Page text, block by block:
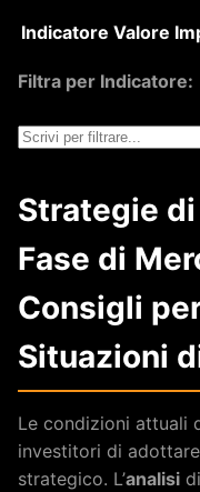
Indicatore Valore
Filtra per Indicatore:
Strategie
Fase di
Consigli
Situazioni
Le condizioni attuali
investitori di
strategico. L’analisi